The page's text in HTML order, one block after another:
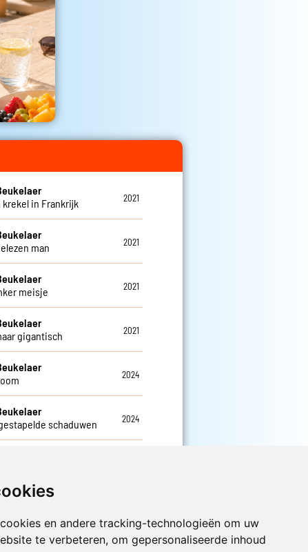
en andere tracking-technologieën om uw
te verbeteren, om gepersonaliseerde inhoud
krekel in Frankrijk
2021
man
2021
meisje
2021
gigantisch
2021
2024
schaduwen
2024
Luister nu naar Jouwradio! De beste
Nederlandstalige muziek uit de lage